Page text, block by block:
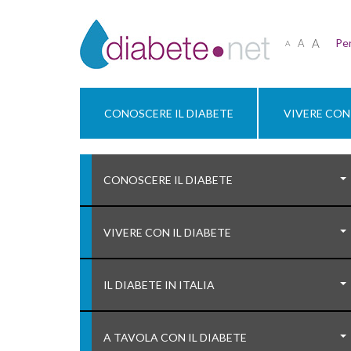
A A A
CONOSCERE IL DIABETE VIVERE
CONOSCERE IL DIABETE
VIVERE CON IL DIABETE
IL DIABETE IN ITALIA
A TAVOLA CON IL DIABETE